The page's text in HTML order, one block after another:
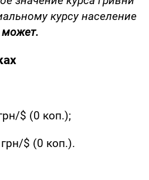
курсу население
может.
$ (0 коп.);
$ (0 коп.).